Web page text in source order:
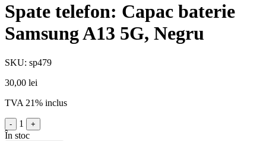
Spate telefon: Capac baterie
Samsung A13 5G, Negru
SKU: sp479
30,00 lei
TVA 21% inclus
- 1 +
În stoc